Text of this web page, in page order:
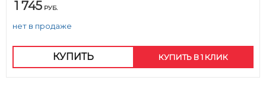
1 745 РУБ.
нет в продаже
КУПИТЬ КУПИТЬ В 1 КЛИК